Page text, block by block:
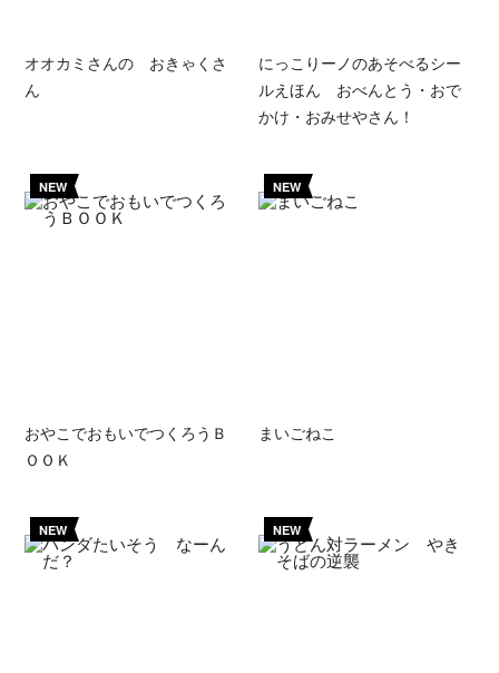
オオカミさんの おきゃくさ
ん
にっこりーノのあそべるシー
ルえほん おべんとう・おで
かけ・おみせやさん！
NEW
おやこでおもいでつくろうＢ
ＯＯＫ
NEW
まいごねこ
NEW NEW